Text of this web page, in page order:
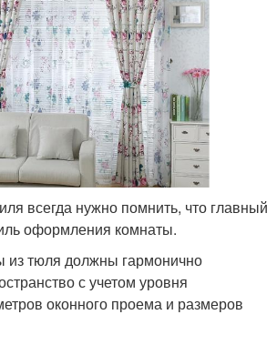
всегда нужно помнить, что главный
оформления комнаты.
из тюля должны гармонично
с учетом уровня
оконного проема и размеров